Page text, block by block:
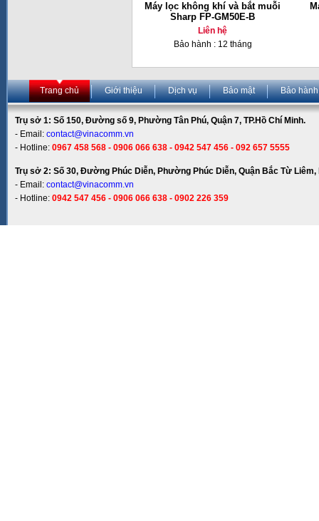
Máy lọc không khí và bắt muỗi
Sharp FP-GM50E-B
Liên hệ
Bảo hành : 12 tháng
Trang chủ Giới thiệu Dịch vụ Bảo mật Bảo hành
Trụ sở 1: Số 150, Đường số 9, Phường Tân Phú, Quận 7, TP.Hồ Chí Minh.
- Email: contact@vinacomm.vn
- Hotline: 0967 458 568 - 0906 066 638 - 0942 547 456 - 092 657 5555
Trụ sở 2: Số 30, Đường Phúc Diễn, Phường Phúc Diễn, Quận Bắc Từ Liêm,
- Email: contact@vinacomm.vn
- Hotline: 0942 547 456 - 0906 066 638 - 0902 226 359